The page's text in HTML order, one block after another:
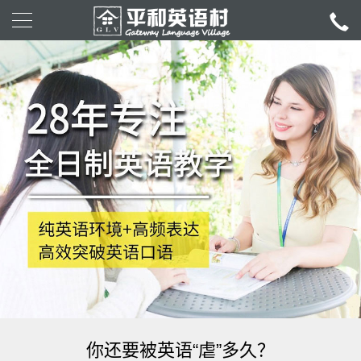
你还要被英语“虐”多久？